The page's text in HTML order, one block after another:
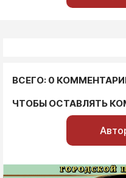
ВСЕГО: 0
ЧТОБЫ ОСТАВЛЯТЬ